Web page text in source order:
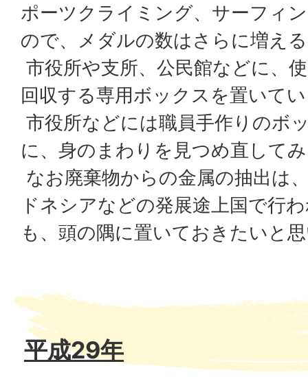
ポーツクライミング、サーフィ
ので、メダルの数はさらに増え
市役所や支所、公民館などに、
回収する専用ボックスを置いて
市役所などには職員手作りのボ
に、身のまわりを見つめ直して
なお廃棄物からの金属の抽出は
ドネシアなどの発展途上国で行
も、頭の隅に置いておきたいと
平成29年